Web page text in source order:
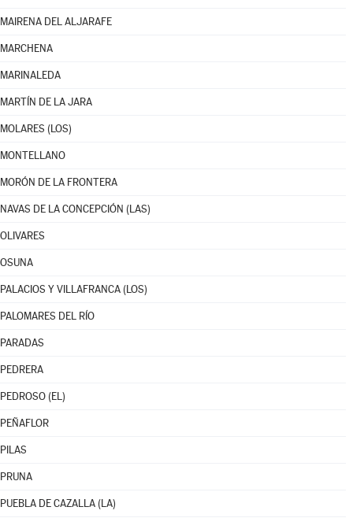
MAIRENA DEL ALJARAFE
MARCHENA
MARINALEDA
MARTÍN DE LA JARA
MOLARES (LOS)
MONTELLANO
MORÓN DE LA FRONTERA
NAVAS DE LA CONCEPCIÓN (LAS)
OLIVARES
OSUNA
PALACIOS Y VILLAFRANCA (LOS)
PALOMARES DEL RÍO
PARADAS
PEDRERA
PEDROSO (EL)
PEÑAFLOR
PILAS
PRUNA
PUEBLA DE CAZALLA (LA)